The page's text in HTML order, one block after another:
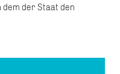
der Staat den